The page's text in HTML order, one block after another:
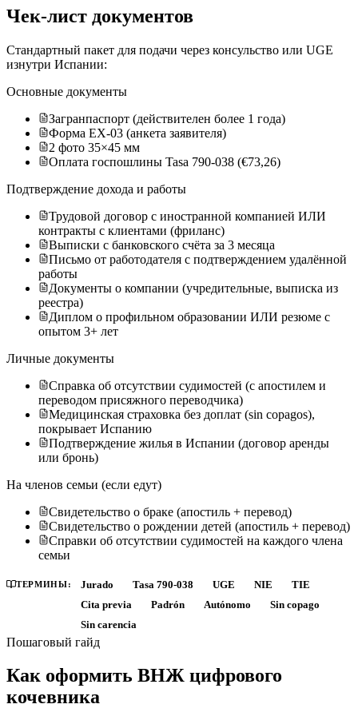
Чек-лист документов
Стандартный пакет для подачи через консульство или UGE
изнутри Испании:
Основные документы
Загранпаспорт (действителен более 1 года)
Форма EX-03 (анкета заявителя)
2 фото 35×45 мм
Оплата госпошлины Tasa 790-038 (€73,26)
Подтверждение дохода и работы
Трудовой договор с иностранной компанией ИЛИ
контракты с клиентами (фриланс)
Выписки с банковского счёта за 3 месяца
Письмо от работодателя с подтверждением удалённой
работы
Документы о компании (учредительные, выписка из
реестра)
Диплом о профильном образовании ИЛИ резюме с
опытом 3+ лет
Личные документы
Справка об отсутствии судимостей (с апостилем и
переводом присяжного переводчика)
Медицинская страховка без доплат (sin copagos),
покрывает Испанию
Подтверждение жилья в Испании (договор аренды
или бронь)
На членов семьи (если едут)
Свидетельство о браке (апостиль + перевод)
Свидетельство о рождении детей (апостиль + перевод)
Справки об отсутствии судимостей на каждого члена
семьи
ТЕРМИНЫ: Jurado Tasa 790-038 UGE NIE
TIE
Cita previa
Padrón Autónomo
Sin copago
Sin carencia
Пошаговый гайд
Как оформить ВНЖ цифрового
кочевника